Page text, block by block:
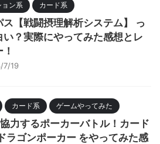
ョン系 カード系
ス【戦闘摂理解析システム】 っ
い？実際にやってみた感想とレ
7/19
カード系 ゲームやってみた
力するポーカーバトル！カード
ラゴンポーカー をやってみた感